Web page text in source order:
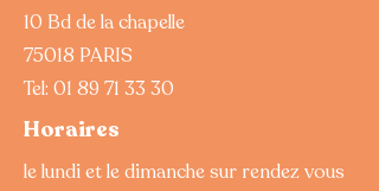
10 Bd de la chapelle
75018 PARIS
Tel: 01 89 71 33 30
Horaires
le lundi et le dimanche sur rendez vous